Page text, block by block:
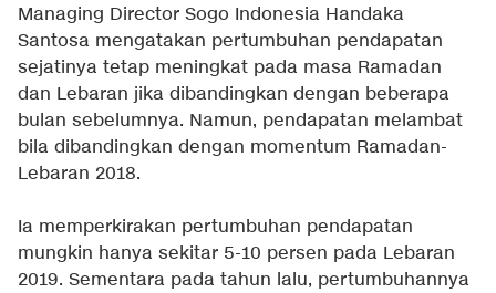
Managing Director Sogo Indonesia Handaka
Santosa mengatakan pertumbuhan pendapatan
sejatinya tetap meningkat pada masa Ramadan
dan Lebaran jika dibandingkan dengan beberapa
bulan sebelumnya. Namun, pendapatan melambat
bila dibandingkan dengan momentum Ramadan-
Lebaran 2018.
Ia memperkirakan pertumbuhan pendapatan
mungkin hanya sekitar 5-10 persen pada Lebaran
2019. Sementara pada tahun lalu, pertumbuhannya